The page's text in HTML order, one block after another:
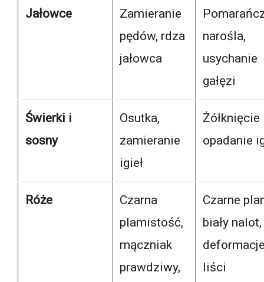
Jałowce
Zamieranie
pędów, rdza
jałowca
narośla,
usychanie
gałęzi
Świerki i
sosny
Osutka,
zamieranie
igieł
Żółknięcie
opadanie
Róże
Czarna
plamistość,
mączniak
prawdziwy,
Czarne
biały nalot,
liści